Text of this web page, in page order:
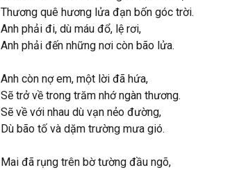
Thương quê hương lửa đạn bốn góc trời.
Anh phải đi, dù máu đổ, lệ rơi,
Anh phải đến những nơi còn bão lửa.
Anh còn nợ em, một lời đã hứa,
Sẽ trở về trong trăm nhớ ngàn thương.
Sẽ về với nhau dù vạn nẻo đường,
Dù bão tố và dặm trường mưa gió.
Mai đã rụng trên bờ tường đầu ngõ,